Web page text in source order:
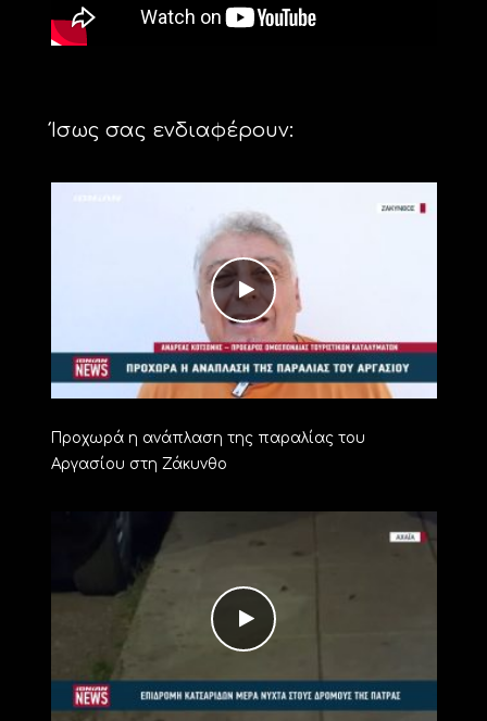
Ίσως σας ενδιαφέρουν:
Προχωρά η ανάπλαση της παραλίας του
Αργασίου στη Ζάκυνθο